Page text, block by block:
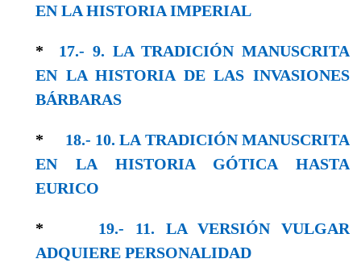
EN LA HISTORIA IMPERIAL
* 17.- 9. LA TRADICIÓN MANUSCRITA
EN LA HISTORIA DE LAS INVASIONES
BÁRBARAS
* 18.- 10. LA TRADICIÓN MANUSCRITA
EN LA HISTORIA GÓTICA HASTA
EURICO
* 19.- 11. LA VERSIÓN VULGAR
ADQUIERE PERSONALIDAD